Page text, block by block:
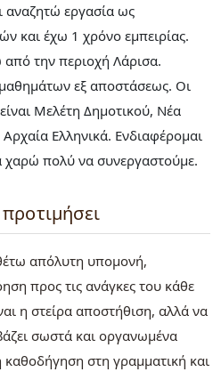
αναζητώ εργασία ως
και έχω 1 χρόνο εμπειρίας.
την περιοχή Λάρισα.
εξ αποστάσεως. Οι
Mελέτη Δημοτικού, Νέα
Ελληνικά. Ενδιαφέρομαι
πολύ να συνεργαστούμε.
απόλυτη υπομονή,
προς τις ανάγκες του κάθε
η στείρα αποστήθιση, αλλά να
σωστά και οργανωμένα
στη γραμματική και